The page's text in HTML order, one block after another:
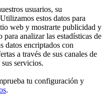
usuarios, su
estos datos para
web y mostrarte publicidad y
analizar las estadísticas de
datos encriptados con
a través de sus canales de
servicios.
tu configuración y
.